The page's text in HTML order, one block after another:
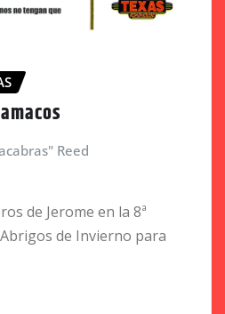
Reed
de Jerome en la 8ª
de Invierno para